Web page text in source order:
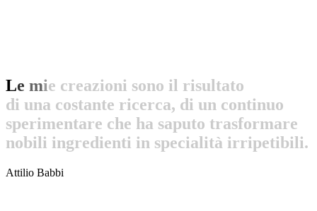
Le mie creazioni sono il risultato
di una costante ricerca, di un continuo
sperimentare che ha saputo trasformare
nobili ingredienti in specialità irripetibili.
Attilio Babbi